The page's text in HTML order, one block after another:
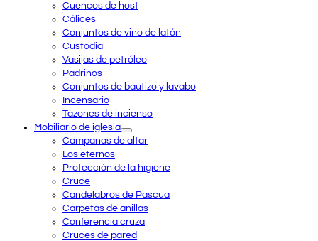
Cuencos de host
Cálices
Conjuntos de vino de latón
Custodia
Vasijas de petróleo
Padrinos
Conjuntos de bautizo y lavabo
Incensario
Tazones de incienso
Mobiliario de iglesia
Campanas de altar
Los eternos
Protección de la higiene
Cruce
Candelabros de Pascua
Carpetas de anillas
Conferencia cruza
Cruces de pared